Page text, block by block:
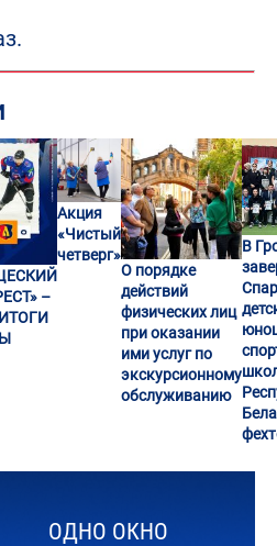
ОДНО ОКНО
–
Акция
«Чистый
четверг»
О порядке
действий
физических лиц
при оказании
ими услуг по
экскурсионному
обслуживанию
В